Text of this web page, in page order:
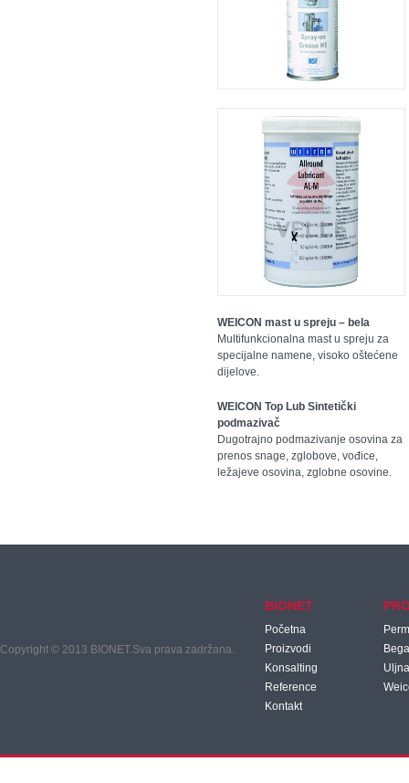
WEICON mast u spreju – bela
Multifunkcionalna mast u spreju za
specijalne namene, visoko oštećene
dijelove.
WEICON Top Lub Sintetički
podmazivač
Dugotrajno podmazivanje osovina za
prenos snage, zglobove, vođice,
ležajeve osovina, zglobne osovine.
Copyright © 2013 BIONET.Sva prava zadržana.
BIONET
Početna
Proizvodi
Konsalting
Reference
Kontakt
Bega